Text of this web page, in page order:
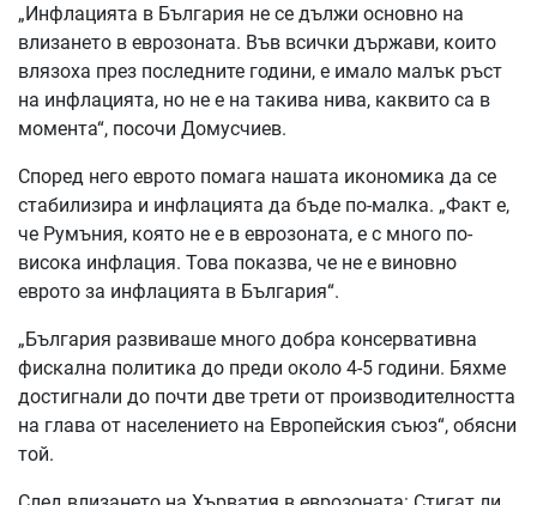
„Инфлацията в България не се дължи основно на
влизането в еврозоната. Във всички държави, които
влязоха през последните години, е имало малък ръст
на инфлацията, но не е на такива нива, каквито са в
момента“, посочи Домусчиев.
Според него еврото помага нашата икономика да се
стабилизира и инфлацията да бъде по-малка. „Факт е,
че Румъния, която не е в еврозоната, е с много по-
висока инфлация. Това показва, че не е виновно
еврото за инфлацията в България“.
„България развиваше много добра консервативна
фискална политика до преди около 4-5 години. Бяхме
достигнали до почти две трети от производителността
на глава от населението на Европейския съюз“, обясни
той.